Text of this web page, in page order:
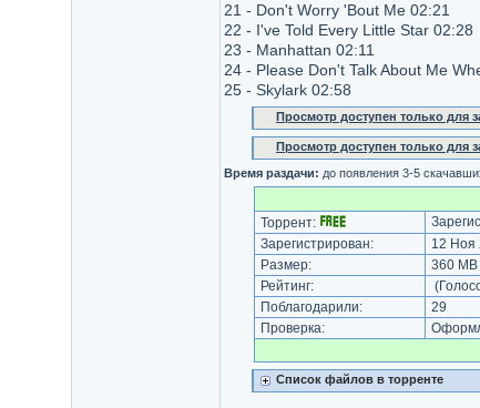
21 - Don't Worry 'Bout Me 02:21
22 - I've Told Every Little Star 02:28
23 - Manhattan 02:11
24 - Please Don't Talk About Me
25 - Skylark 02:58
Просмотр доступен только для
Просмотр доступен только для
Время раздачи: до появления 3-5
Торрент:
Зарегистрирован:
12 Ноя
Размер:
360 MB
Рейтинг:
Поблагодарили:
29
Проверка:
Список файлов в торренте